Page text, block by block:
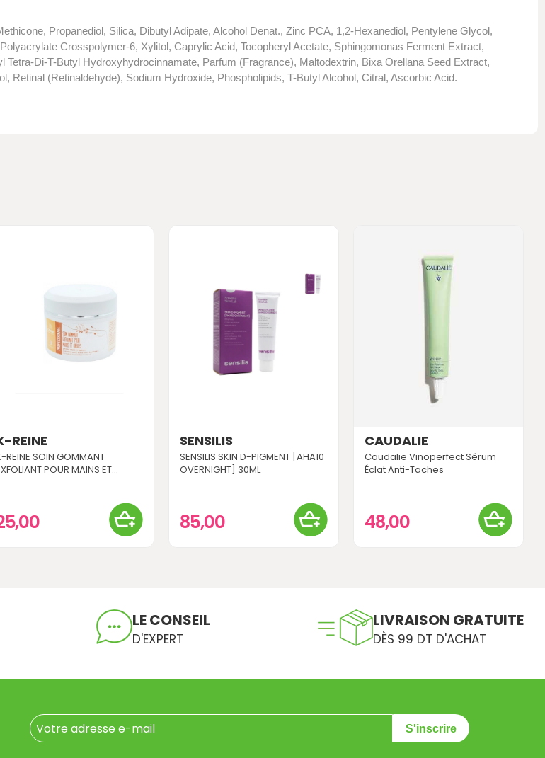
Propanediol, Silica, Dibutyl Adipate, Alcohol Denat., Zinc PCA, 1,2-Hexanediol, Pentylene Glycol,
Crosspolymer-6, Xylitol, Caprylic Acid, Tocopheryl Acetate, Sphingomonas Ferment Extract,
Di-T-Butyl Hydroxyhydrocinnamate, Parfum (Fragrance), Maltodextrin, Bixa Orellana Seed Extract,
Retinal (Retinaldehyde), Sodium Hydroxide, Phospholipids, T-Butyl Alcohol, Citral, Ascorbic Acid.
REINE
REINE SOIN GOMMANT
POUR MAINS ET...
SENSILIS
SENSILIS SKIN D-PIGMENT [AHA10
OVERNIGHT] 30ML
85,00
CAUDALIE
Caudalie Vinoperfect Sérum
Éclat Anti-Taches
48,00
LE CONSEIL
D'EXPERT
LIVRAISON GRATUITE
DÈS 99 DT D'ACHAT
S'inscrire